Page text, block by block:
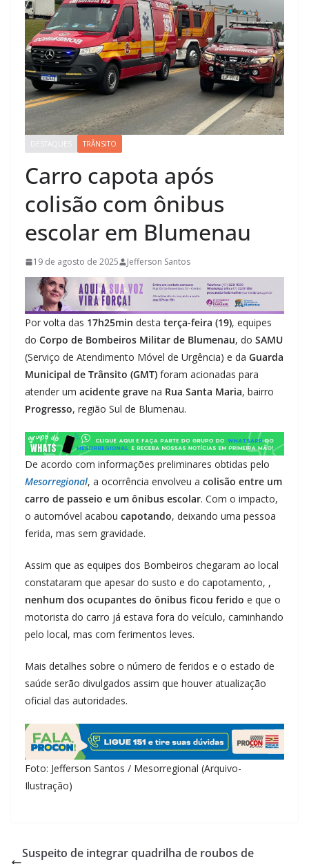
DESTAQUES TRÂNSITO
Carro capota após
colisão com ônibus
escolar em Blumenau
19 de agosto de 2025 Jefferson Santos
Por volta das 17h25min desta terça-feira (19), equipes
do Corpo de Bombeiros Militar de Blumenau, do SAMU
(Serviço de Atendimento Móvel de Urgência) e da Guarda
Municipal de Trânsito (GMT) foram acionadas para
atender um acidente grave na Rua Santa Maria, bairro
Progresso, região Sul de Blumenau.
De acordo com informações preliminares obtidas pelo
Mesorregional, a ocorrência envolveu a colisão entre um
carro de passeio e um ônibus escolar. Com o impacto,
o automóvel acabou capotando, deixando uma pessoa
ferida, mas sem gravidade.
Assim que as equipes dos Bombeiros chegaram ao local
constataram que apesar do susto e do capotamento, ,
nenhum dos ocupantes do ônibus ficou ferido e que o
motorista do carro já estava fora do veículo, caminhando
pelo local, mas com ferimentos leves.
Mais detalhes sobre o número de feridos e o estado de
saúde serão divulgados assim que houver atualização
oficial das autoridades.
Foto: Jefferson Santos / Mesorregional (Arquivo-
Ilustração)
Suspeito de integrar quadrilha de roubos de